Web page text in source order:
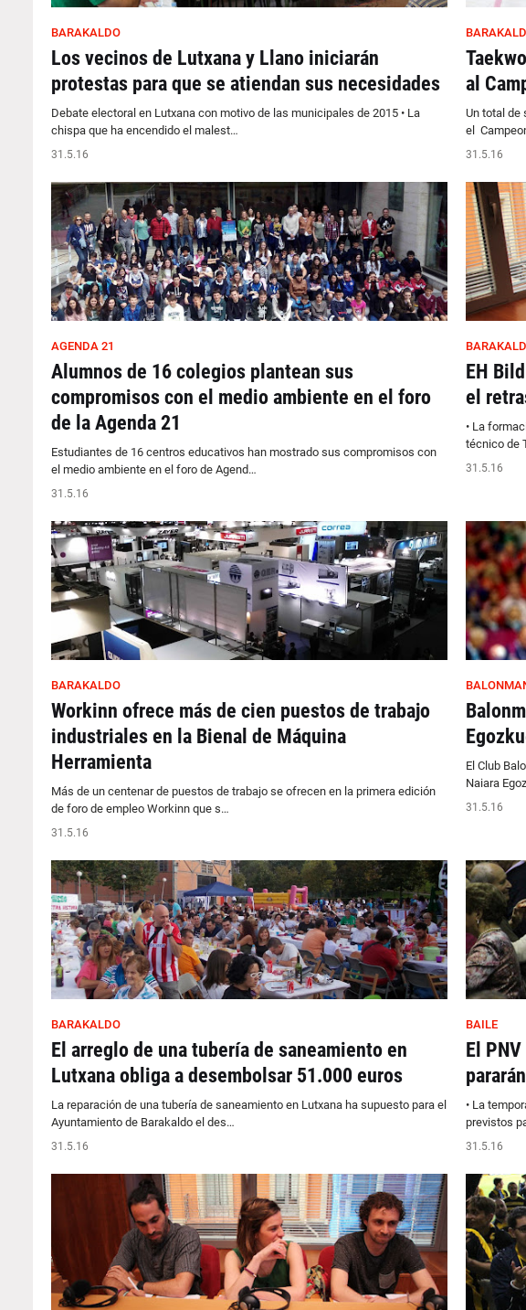
BARAKALDO
Los vecinos de Lutxana y Llano iniciarán
protestas para que se atiendan sus necesidades
Debate electoral en Lutxana con motivo de las municipales de 2015 • La
chispa que ha encendido el malest…
31.5.16
al
Un total de
el
31.5.16
AGENDA 21
Alumnos de 16 colegios plantean sus
compromisos con el medio ambiente en el foro
de la Agenda 21
Estudiantes de 16 centros educativos han mostrado sus compromisos con
el medio ambiente en el foro de Agend…
31.5.16
EH
el
• La
técnico de
31.5.16
BARAKALDO
Workinn ofrece más de cien puestos de trabajo
industriales en la Bienal de Máquina
Herramienta
Más de un centenar de puestos de trabajo se ofrecen en la primera edición
de foro de empleo Workinn que s…
31.5.16
El Club
Naiara
31.5.16
BARAKALDO
El arreglo de una tubería de saneamiento en
Lutxana obliga a desembolsar 51.000 euros
La reparación de una tubería de saneamiento en Lutxana ha supuesto para el
Ayuntamiento de Barakaldo el des…
31.5.16
BAILE
El
• La
previstos
31.5.16